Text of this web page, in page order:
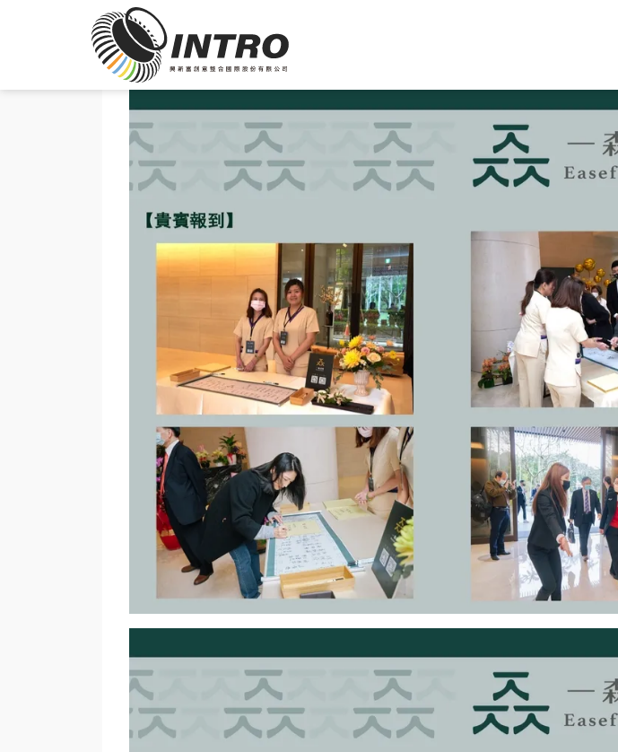
一森診所
開幕儀式
Intro管理員 2023-05-23